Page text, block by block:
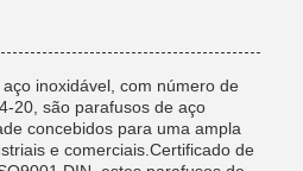
inoxidável, com número de
20, são parafusos de aço
concebidos para uma ampla
e comerciais.Certificado de